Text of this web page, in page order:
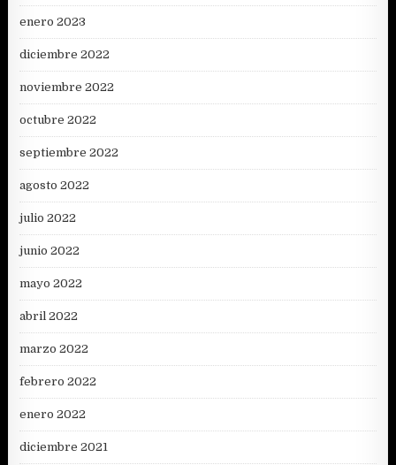
enero 2023
diciembre 2022
noviembre 2022
octubre 2022
septiembre 2022
agosto 2022
julio 2022
junio 2022
mayo 2022
abril 2022
marzo 2022
febrero 2022
enero 2022
diciembre 2021